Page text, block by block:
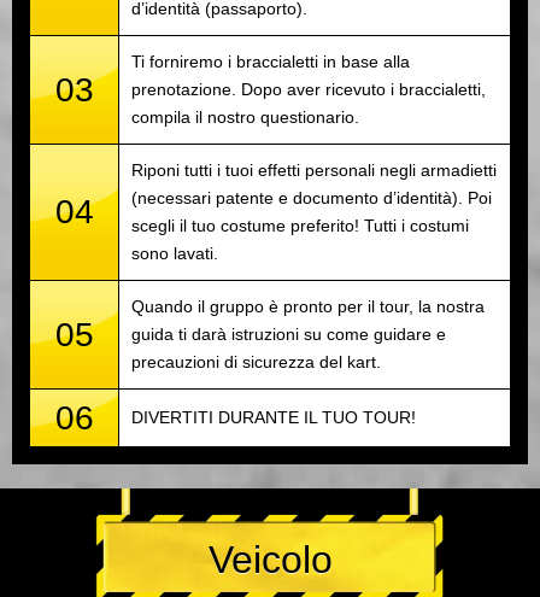
d’identità (passaporto).
03
Ti forniremo i braccialetti in base alla
prenotazione. Dopo aver ricevuto i braccialetti,
compila il nostro questionario.
04
Riponi tutti i tuoi effetti personali negli armadietti
(necessari patente e documento d’identità). Poi
scegli il tuo costume preferito! Tutti i costumi
sono lavati.
05
Quando il gruppo è pronto per il tour, la nostra
guida ti darà istruzioni su come guidare e
precauzioni di sicurezza del kart.
06 DIVERTITI DURANTE IL TUO TOUR!
Veicolo